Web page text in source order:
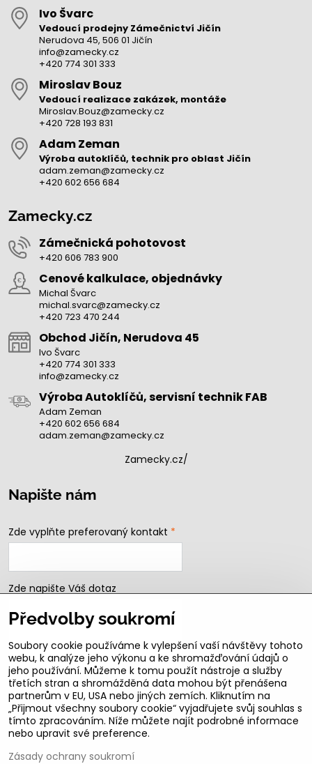
Ivo Švarc
Vedoucí prodejny Zámečnictví Jičín
Nerudova 45, 506 01 Jičín
info@zamecky.cz
+420 774 301 333
Miroslav Bouz
Vedoucí realizace zakázek, montáže
Miroslav.Bouz@zamecky.cz
+420 728 193 831
Adam Zeman
Výroba autoklíčů, technik pro oblast Jičín
adam.zeman@zamecky.cz
+420 602 656 684
Zamecky.cz
Zámečnická pohotovost
+420 606 783 900
Cenové kalkulace, objednávky
Michal Švarc
michal.svarc@zamecky.cz
+420 723 470 244
Obchod Jičín, Nerudova 45
Ivo Švarc
+420 774 301 333
info@zamecky.cz
Výroba Autoklíčů, servisní technik FAB
Adam Zeman
+420 602 656 684
adam.zeman@zamecky.cz
Zamecky.cz/
Napište nám
Zde vyplňte preferovaný kontakt *
Zde napište Váš dotaz
Odeslat
B2b podmínky pro registrované partnery
Předvolby soukromí
Soubory cookie používáme k vylepšení vaší návštěvy tohoto
webu, k analýze jeho výkonu a ke shromažďování údajů o
jeho používání. Můžeme k tomu použít nástroje a služby
třetích stran a shromážděná data mohou být přenášena
partnerům v EU, USA nebo jiných zemích. Kliknutím na
„Přijmout všechny soubory cookie“ vyjadřujete svůj souhlas s
tímto zpracováním. Níže můžete najít podrobné informace
nebo upravit své preference.
Zásady ochrany soukromí